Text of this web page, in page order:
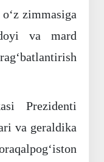
zimmasiga
va mard
Prezidenti
va geraldika